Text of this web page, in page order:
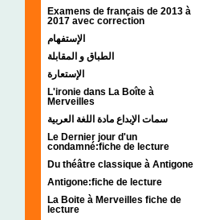
Examens de français de 2013 à
2017 avec correction
الإستفهام
الطباق و المقابلة
الإستعارة
L'ironie dans La Boîte à
Merveilles
سمات الإبداع مادة اللغة العربية
Le Dernier jour d'un
condamné:fiche de lecture
Du théâtre classique à Antigone
Antigone:fiche de lecture
La Boite à Merveilles fiche de
lecture